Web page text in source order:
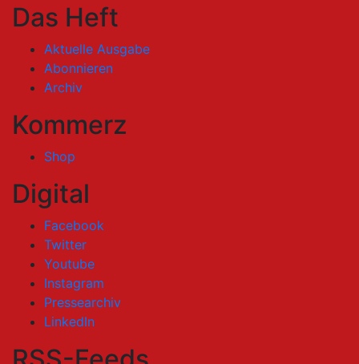
Das Heft
Aktuelle Ausgabe
Abonnieren
Archiv
Kommerz
Shop
Digital
Facebook
Twitter
Youtube
Instagram
Pressearchiv
LinkedIn